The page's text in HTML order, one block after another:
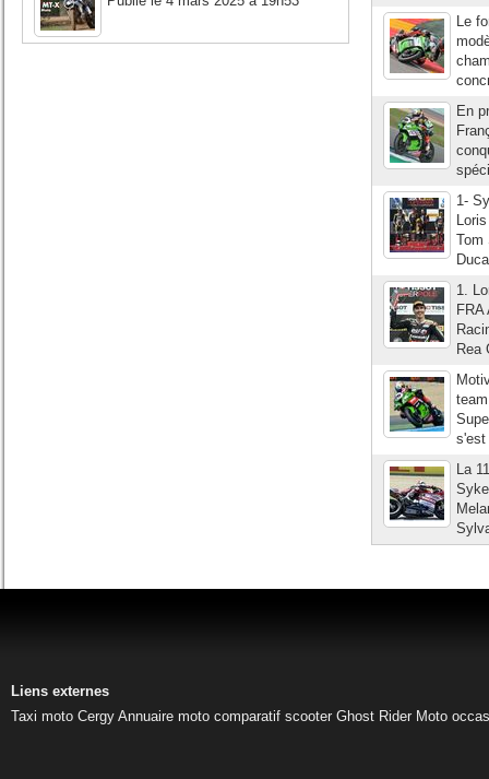
Le
En
1-
Tom
1.
Rea
s'est
La
Liens externes
Taxi moto Cergy Annuaire moto comparatif scooter Ghost Rider Moto